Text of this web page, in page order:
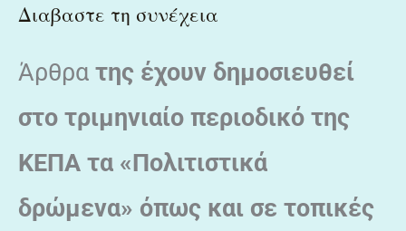
Διαβαστε τη συνέχεια
Άρθρα της έχουν δημοσιευθεί
στο τριμηνιαίο περιοδικό της
ΚΕΠΑ τα «Πολιτιστικά
δρώμενα» όπως και σε τοπικές